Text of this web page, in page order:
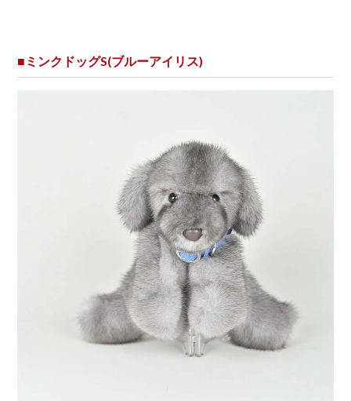
■ミンクドッグS(ブルーアイリス)